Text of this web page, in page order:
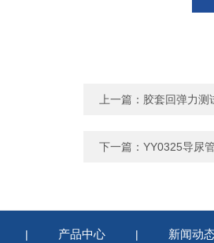
上一篇： 胶套回弹力
下一篇： YY0325导尿
| 产品中心 | 新闻动